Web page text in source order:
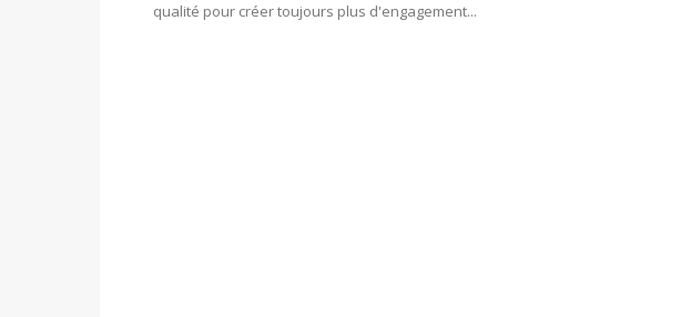
qualité pour créer toujours plus d'engagement...